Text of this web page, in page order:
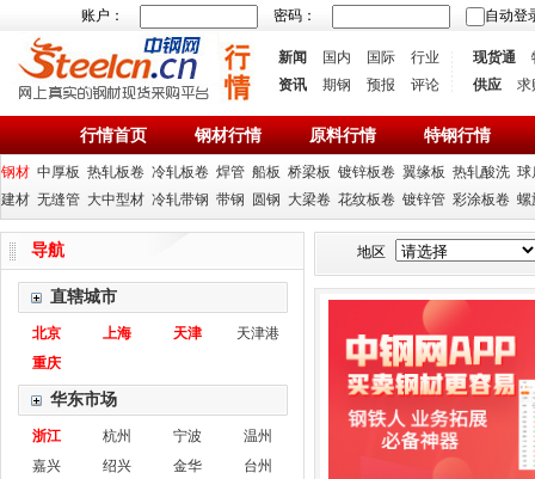
账户： 密码： 自动登
新闻 国内 国际
行业
资讯
期钢 预报 评论
现货通
供应
求
行情首页 钢材行情 原料行情 特钢行情
钢材 中厚板 热轧板卷 冷轧板卷 焊管 船板 桥梁板 镀锌板卷 翼缘板 热轧酸洗 球
建材 无缝管 大中型材 冷轧带钢 带钢 圆钢 大梁卷 花纹板卷 镀锌管 彩涂板卷 螺
导航
直辖城市
北京 上海 天津
天津港
重庆
华东市场
浙江 杭州 宁波
温州
嘉兴
绍兴 金华
台州
地区